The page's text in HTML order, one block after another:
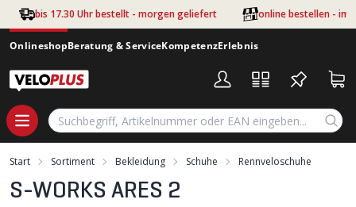
Zum Hauptinhalt springen
bis 17.30 Uhr bestellt - morgen geliefert online bestellen - im
OnlineshopBeratung & ServiceKompetenzErlebnis
Start Sortiment Bekleidung Schuhe Rennveloschuhe
S-WORKS ARES 2